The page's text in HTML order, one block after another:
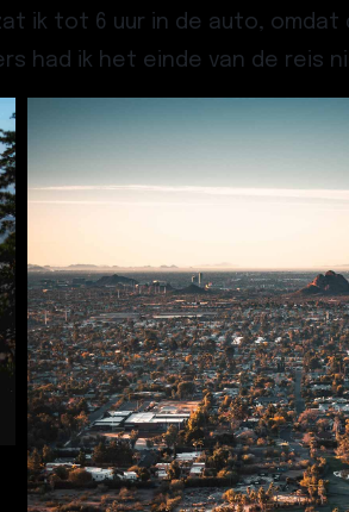
ik tot 6 uur in de auto,
had ik het einde van de reis